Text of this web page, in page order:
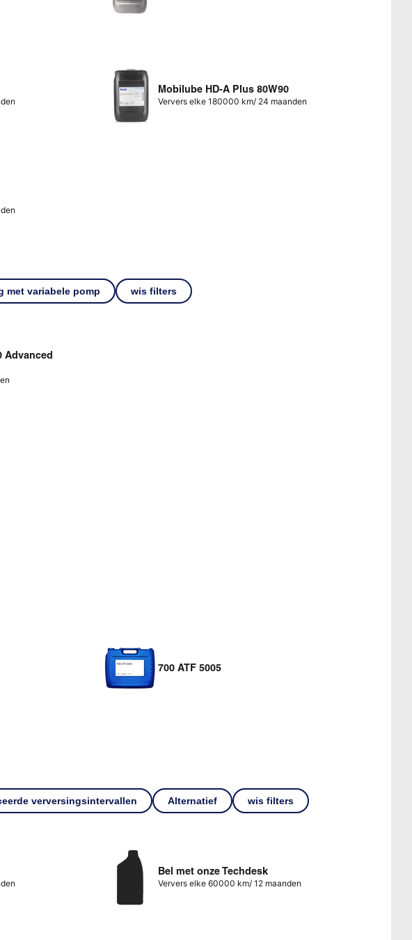
Mobilube HD-A Plus 80W90
Ververs elke 180000 km/ 24 maanden
met variabele pomp wis filters
Advanced
700 ATF 5005
verversingsintervallen Alternatief wis filters
Bel met onze Techdesk
Ververs elke 60000 km/ 12 maanden